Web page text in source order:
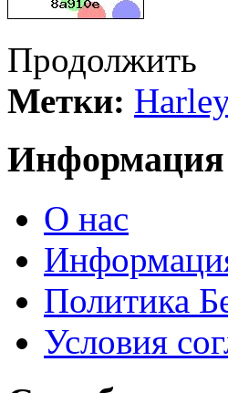
Продолжить
Метки:
Информация
О нас
Политика
Условия